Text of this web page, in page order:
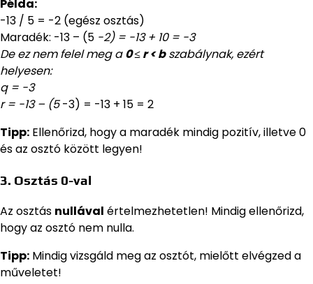
Példa:
-13 / 5 = -2 (egész osztás)
Maradék: -13 – (5 -2) = -13 + 10 = -3
De ez nem felel meg a0 ≤ r < bszabálynak, ezért
helyesen:
q = -3
r = -13 – (5-3) = -13 + 15 = 2
Tipp: Ellenőrizd, hogy a maradék mindig pozitív, illetve 0
és az osztó között legyen!
3. Osztás 0-val
Az osztás nullával értelmezhetetlen! Mindig ellenőrizd,
hogy az osztó nem nulla.
Tipp: Mindig vizsgáld meg az osztót, mielőtt elvégzed a
műveletet!